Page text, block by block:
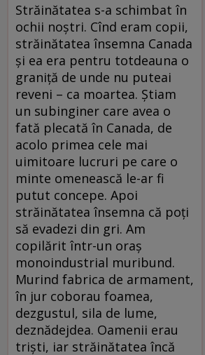
Străinătatea s-a schimbat în
ochii noștri. Cînd eram copii,
străinătatea însemna Canada
și ea era pentru totdeauna o
graniță de unde nu puteai
reveni – ca moartea. Știam
un subinginer care avea o
fată plecată în Canada, de
acolo primea cele mai
uimitoare lucruri pe care o
minte omenească le-ar fi
putut concepe. Apoi
străinătatea însemna că poți
să evadezi din gri. Am
copilărit într-un oraș
monoindustrial muribund.
Murind fabrica de armament,
în jur coborau foamea,
dezgustul, sila de lume,
deznădejdea. Oamenii erau
triști, iar străinătatea încă